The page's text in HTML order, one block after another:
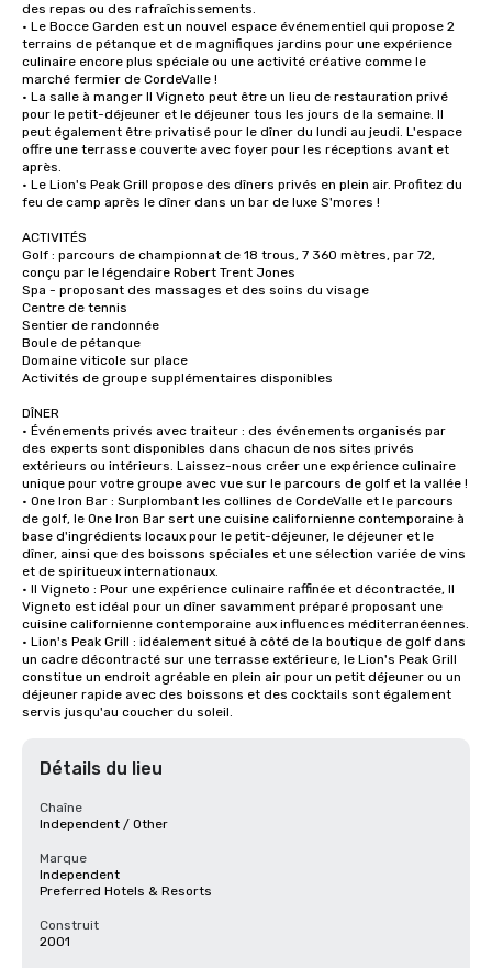
des repas ou des rafraîchissements.
• Le Bocce Garden est un nouvel espace événementiel qui propose 2
terrains de pétanque et de magnifiques jardins pour une expérience
culinaire encore plus spéciale ou une activité créative comme le
marché fermier de CordeValle !
• La salle à manger Il Vigneto peut être un lieu de restauration privé
pour le petit-déjeuner et le déjeuner tous les jours de la semaine. Il
peut également être privatisé pour le dîner du lundi au jeudi. L'espace
offre une terrasse couverte avec foyer pour les réceptions avant et
après.
• Le Lion's Peak Grill propose des dîners privés en plein air. Profitez du
feu de camp après le dîner dans un bar de luxe S'mores !
ACTIVITÉS
Golf : parcours de championnat de 18 trous, 7 360 mètres, par 72,
conçu par le légendaire Robert Trent Jones
Spa - proposant des massages et des soins du visage
Centre de tennis
Sentier de randonnée
Boule de pétanque
Domaine viticole sur place
Activités de groupe supplémentaires disponibles
DÎNER
• Événements privés avec traiteur : des événements organisés par
des experts sont disponibles dans chacun de nos sites privés
extérieurs ou intérieurs. Laissez-nous créer une expérience culinaire
unique pour votre groupe avec vue sur le parcours de golf et la vallée !
• One Iron Bar : Surplombant les collines de CordeValle et le parcours
de golf, le One Iron Bar sert une cuisine californienne contemporaine à
base d'ingrédients locaux pour le petit-déjeuner, le déjeuner et le
dîner, ainsi que des boissons spéciales et une sélection variée de vins
et de spiritueux internationaux.
• Il Vigneto : Pour une expérience culinaire raffinée et décontractée, Il
Vigneto est idéal pour un dîner savamment préparé proposant une
cuisine californienne contemporaine aux influences méditerranéennes.
• Lion's Peak Grill : idéalement situé à côté de la boutique de golf dans
un cadre décontracté sur une terrasse extérieure, le Lion's Peak Grill
constitue un endroit agréable en plein air pour un petit déjeuner ou un
déjeuner rapide avec des boissons et des cocktails sont également
servis jusqu'au coucher du soleil.
Détails du lieu
Chaîne
Independent / Other
Marque
Independent
Preferred Hotels & Resorts
Construit
2001